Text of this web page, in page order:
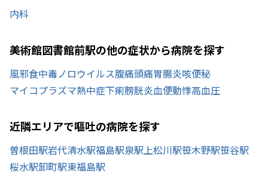
内科
美術館図書館前駅の他の症状から病院を探す
風邪食中毒ノロウイルス腹痛頭痛胃腸炎咳便秘
マイコプラズマ熱中症下痢膀胱炎血便動悸高血圧
近隣エリアで嘔吐の病院を探す
曽根田駅岩代清水駅福島駅泉駅 上松川駅笹木野駅笹谷駅
桜水駅卸町駅東福島駅